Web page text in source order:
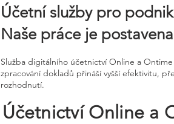
Účetní služby pro
Naše práce je
Služba digitálního účetnictví Online a
zpracování dokladů přináší vyšší efektivitu,
rozhodnutí.
Účetnictví Online a